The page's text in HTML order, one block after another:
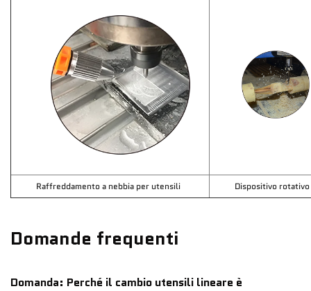
Raffreddamento a nebbia per utensili Dispositivo rotativo
Domande frequenti
Domanda: Perché il cambio utensili lineare è